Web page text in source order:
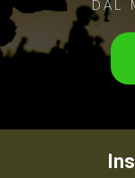
DAL